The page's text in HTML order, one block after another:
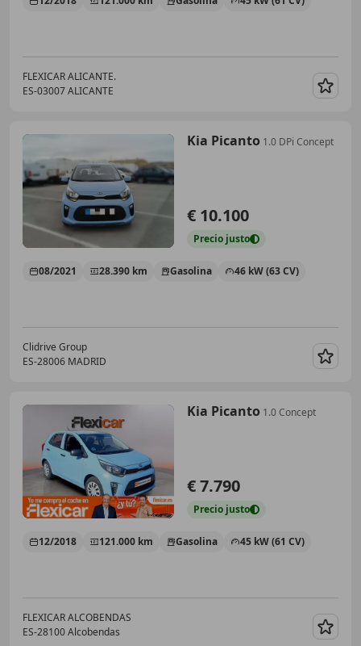
FLEXICAR ALICANTE.
ES-03007 ALICANTE
Kia Picanto 1.0 DPi Concept
€ 10.100
Precio justo
08/2021 28.390 km Gasolina 46 kW (63 CV)
Clidrive Group
ES-28006 MADRID
Kia Picanto 1.0 Concept
€ 7.790
Precio justo
12/2018 121.000 km Gasolina 45 kW (61 CV)
FLEXICAR ALCOBENDAS
ES-28100 Alcobendas